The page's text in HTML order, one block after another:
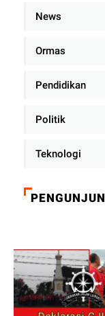
News
Ormas
Pendidikan
Politik
Teknologi